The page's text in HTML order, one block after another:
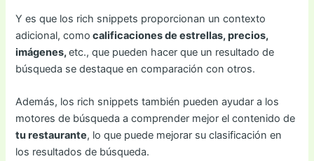
Y es que los rich snippets proporcionan un contexto
adicional, como calificaciones de estrellas, precios,
imágenes,etc., que pueden hacer que un resultado de
búsqueda se destaque en comparación con otros.
Además, los rich snippets también pueden ayudar a los
motores de búsqueda a comprender mejor el contenido de
tu restaurante, lo que puede mejorar su clasificación en
los resultados de búsqueda.